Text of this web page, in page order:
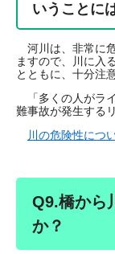
いうことに
河川は、非常に
ますので、川に入
とともに、十分注
「多くの人がラ
難事故が発生する
川の危険性につ
Q9.橋から
か？